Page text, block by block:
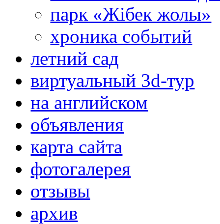
парк «Жібек жолы»
хроника событий
летний сад
виртуальный 3d-тур
на английском
объявления
карта сайта
фотогалерея
отзывы
архив